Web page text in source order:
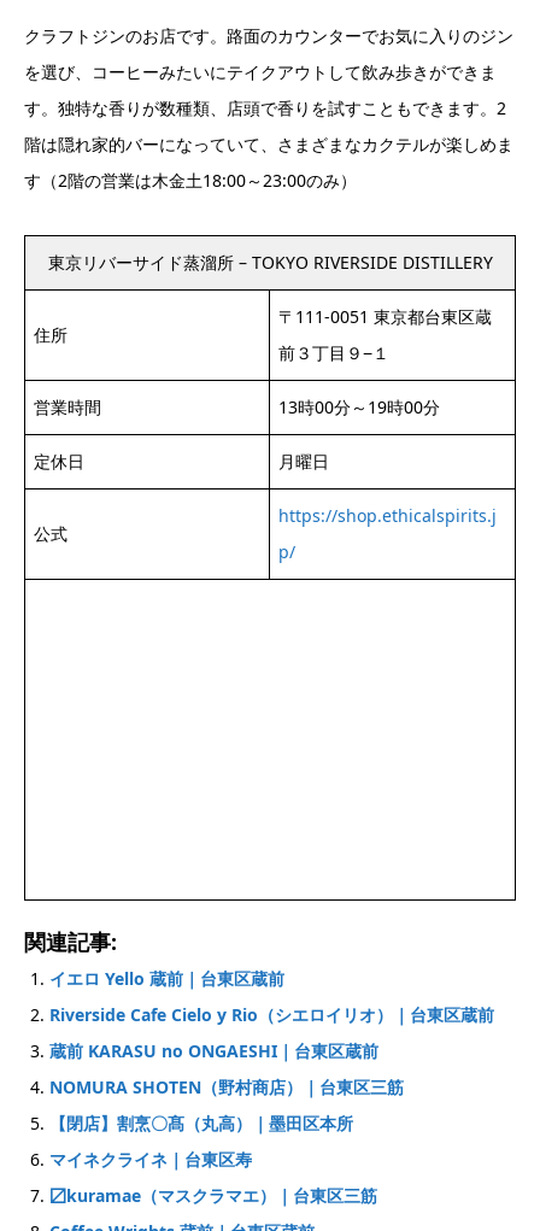
クラフトジンのお店です。路面のカウンターでお気に入りのジン
を選び、コーヒーみたいにテイクアウトして飲み歩きができま
す。独特な香りが数種類、店頭で香りを試すこともできます。2
階は隠れ家的バーになっていて、さまざまなカクテルが楽しめま
す（2階の営業は木金土18:00～23:00のみ）
東京リバーサイド蒸溜所 – TOKYO RIVERSIDE DISTILLERY
住所
〒111-0051 東京都台東区蔵
前３丁目９−１
営業時間 13時00分～19時00分
定休日 月曜日
公式
https://shop.ethicalspirits.j
p/
関連記事:
イエロ Yello 蔵前｜台東区蔵前
Riverside Cafe Cielo y Rio（シエロイリオ）｜台東区蔵前
蔵前 KARASU no ONGAESHI｜台東区蔵前
NOMURA SHOTEN（野村商店）｜台東区三筋
【閉店】割烹〇髙（丸高）｜墨田区本所
マイネクライネ｜台東区寿
〼kuramae（マスクラマエ）｜台東区三筋